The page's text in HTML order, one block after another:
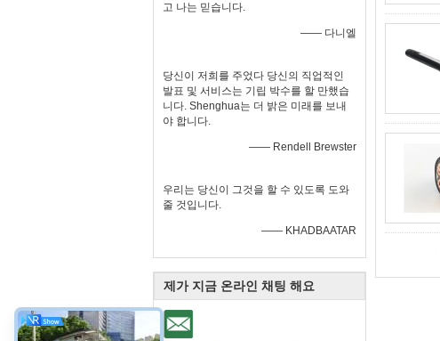
고 나는 믿습니다.
—— 다니엘
당신이 저희를 주었다 당신의 직업적인
발표 및 서비스는 기립 박수를 할 만했습
니다. Shenghua는 더 밝은 미래를 보내
야 합니다.
—— Rendell Brewster
우리는 당신이 그것을 할 수 있도록 도와
줄 것입니다.
—— KHADBAATAR
제가 지금 온라인 채팅 해요